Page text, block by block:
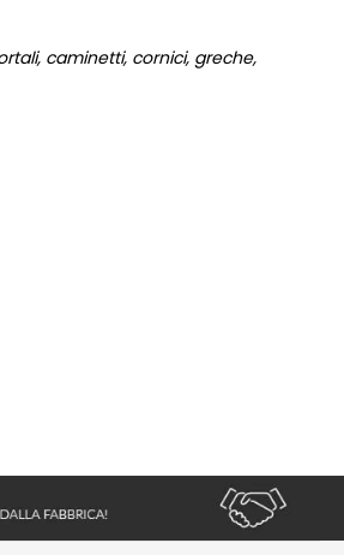
caminetti, cornici, greche,